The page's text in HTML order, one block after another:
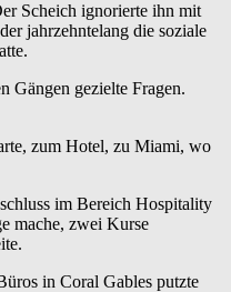
Scheich ignorierte ihn mit
jahrzehntelang die soziale
Gängen gezielte Fragen.
zum Hotel, zu Miami, wo
im Bereich Hospitality
mache, zwei Kurse
in Coral Gables putzte